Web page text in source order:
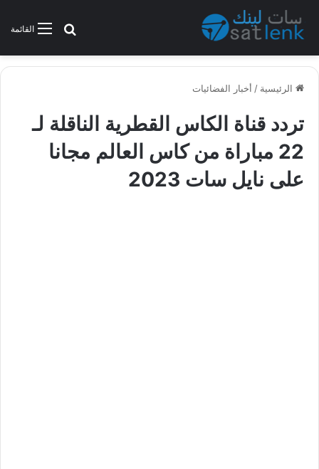
القائمةبحث عن
الرئيسية / أخبار الفضائيات
تردد قناة الكاس القطرية الناقلة لـ
22 مباراة من كاس العالم مجانا
على نايل سات 2023